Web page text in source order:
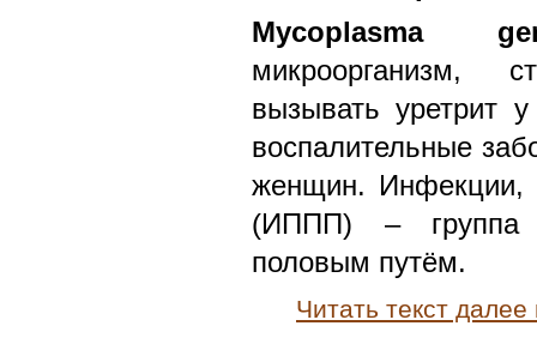
Mycoplasma
микроорганизм,
вызывать уретрит
воспалительные
женщин. Инфекции,
(ИППП) – группа
половым путём.
Читать текст